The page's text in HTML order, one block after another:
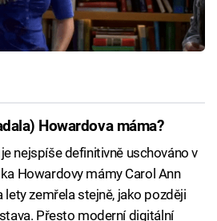
Howardova máma?
nejspíše definitivně uschováno v
Howardovy mámy Carol Ann
zemřela stejně, jako později
Přesto moderní digitální